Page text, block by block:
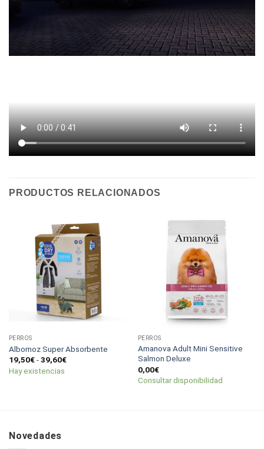
PRODUCTOS RELACIONADOS
PERROS
Albornoz Super Absorbente
19,50€ - 39,60€Rango
Hay existencias
PERROS
Amanova Adult Mini Sensitive
Salmon Deluxe
0,00€
Consultar disponibilidad
Novedades